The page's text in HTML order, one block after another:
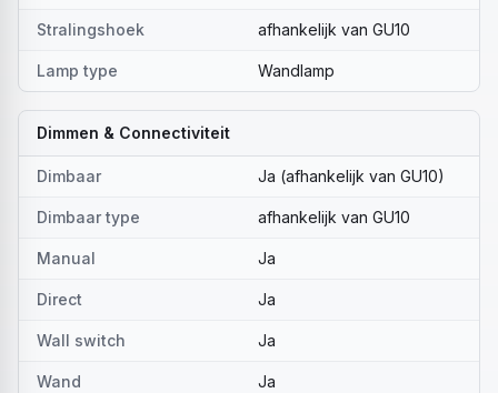
Stralingshoek afhankelijk van GU10
Lamp type Wandlamp
Dimmen & Connectiviteit
Dimbaar Ja (afhankelijk van GU10)
Dimbaar type afhankelijk van GU10
Manual Ja
Direct Ja
Wall switch Ja
Wand Ja